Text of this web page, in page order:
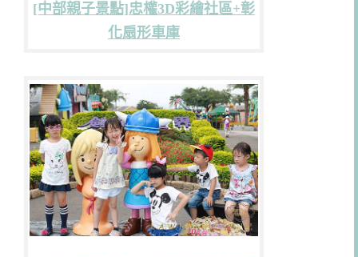
[中部親子景點]忠權3D彩繪社區+彰
化扇形車庫